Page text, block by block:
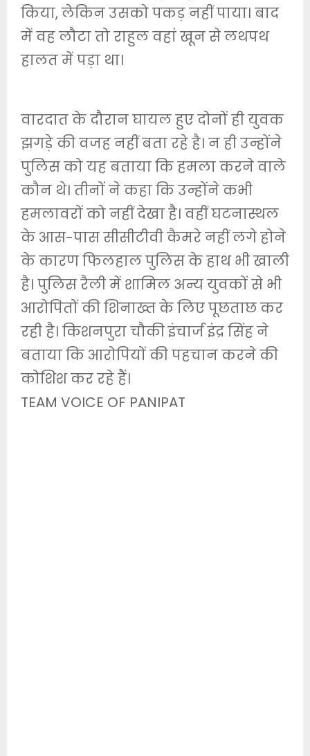
किया, लेकिन उसको पकड़ नहीं पाया। बाद
में वह लौटा तो राहुल वहां खून से लथपथ
हालत में पड़ा था।
वारदात के दौरान घायल हुए दोनों ही युवक
झगड़े की वजह नहीं बता रहे है। न ही उन्होंने
पुलिस को यह बताया कि हमला करने वाले
कौन थे। तीनों ने कहा कि उन्होंने कभी
हमलावरों को नहीं देखा है। वहीं घटनास्थल
के आस-पास सीसीटीवी कैमरे नहीं लगे होने
के कारण फिलहाल पुलिस के हाथ भी खाली
है। पुलिस रैली में शामिल अन्य युवकों से भी
आरोपितों की शिनाख्त के लिए पूछताछ कर
रही है। किशनपुरा चौकी इंचार्ज इंद्र सिंह ने
बताया कि आरोपियों की पहचान करने की
कोशिश कर रहे हैं।
TEAM VOICE OF PANIPAT